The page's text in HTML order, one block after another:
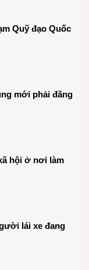
Quỹ đạo Quốc
mới phải đăng
hội ở nơi làm
lái xe đang